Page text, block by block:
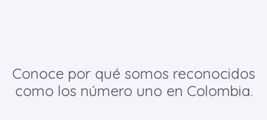
Conoce por qué somos reconocidos
como los número uno en Colombia.